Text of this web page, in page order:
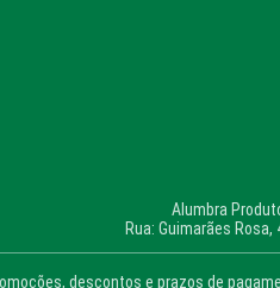
Alumbra
Rua: Guimarães
descontos e prazos de